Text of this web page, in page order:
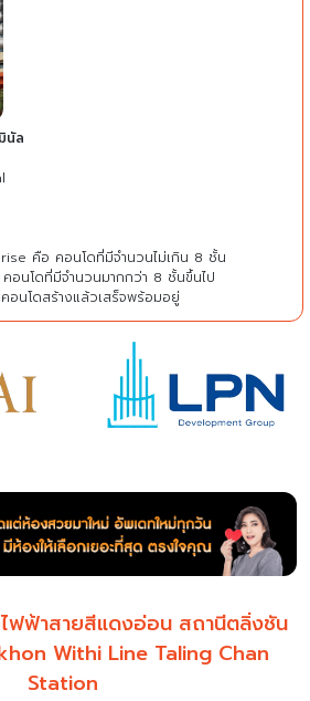
นัล
คือ คอนโดที่มีจำนวนไม่เกิน 8 ชั้น
อนโดที่มีจำนวนมากกว่า 8 ชั้นขึ้นไป
อนโดสร้างแล้วเสร็จพร้อมอยู่
ไฟฟ้าสายสีแดงอ่อน สถานีตลิ่งชัน
Withi Line Taling Chan
Station